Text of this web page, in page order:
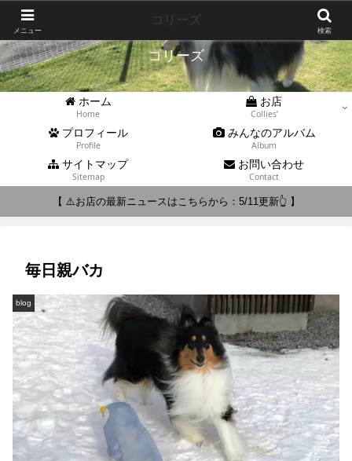
コリーズ
ホーム
Home
お店
Collies’
プロフィール
Profile
みんなのアルバム
Album
サイトマップ
Sitemap
お問い合わせ
Contact
【 ⚠️お店の最新ニュースはこちらから：5/11更新👆 】
毎日親バカ
blog
メニュー 検索